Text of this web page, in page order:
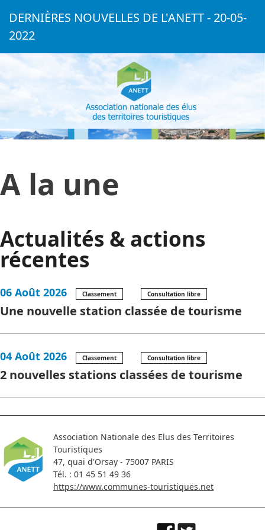
DERNIÈRES NOUVELLES DE L'ANETT - 20-05-
2022
A la une
Actualités & actions
récentes
06 Août 2026 Classement Consultation libre
Une nouvelle station classée de tourisme
04 Août 2026 Classement Consultation libre
2 nouvelles stations classées de tourisme
Association Nationale des Elus des Territoires
Touristiques
47, quai d'Orsay - 75007 PARIS
Tél. : 01 45 51 49 36
https://www.communes-touristiques.net